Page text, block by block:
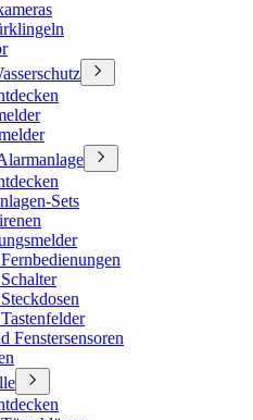
Sets
Fenstersensoren